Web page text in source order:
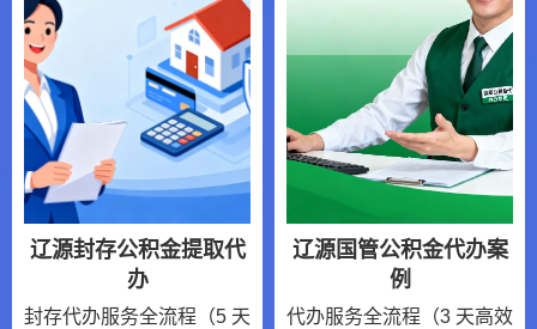
辽源封存公积金提取代
办
封存代办服务全流程（5 天
辽源国管公积金代办案
例
代办服务全流程（3 天高效